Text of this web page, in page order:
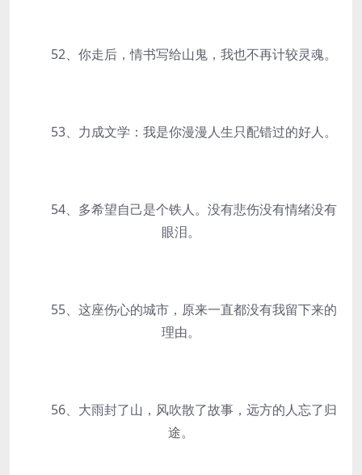
52、你走后，情书写给山鬼，我也不再计较灵魂。
53、力成文学：我是你漫漫人生只配错过的好人。
54、多希望自己是个铁人。没有悲伤没有情绪没有
眼泪。
55、这座伤心的城市，原来一直都没有我留下来的
理由。
56、大雨封了山，风吹散了故事，远方的人忘了归
途。